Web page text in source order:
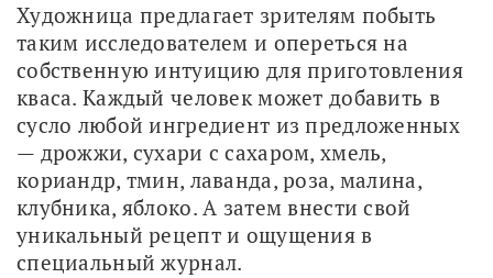
Художница предлагает зрителям побыть
таким исследователем и опереться на
собственную интуицию для приготовления
кваса. Каждый человек может добавить в
сусло любой ингредиент из предложенных
— дрожжи, сухари с сахаром, хмель,
кориандр, тмин, лаванда, роза, малина,
клубника, яблоко. А затем внести свой
уникальный рецепт и ощущения в
специальный журнал.